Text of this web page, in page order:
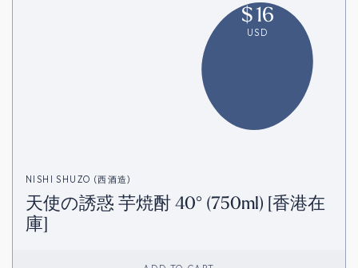
$16
USD
NISHI SHUZO (西酒造)
天使の誘惑 芋焼酎 40° (750ml) [香港在
庫]